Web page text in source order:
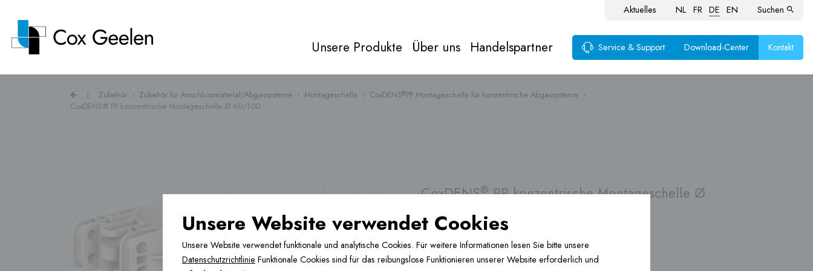
Aktuelles NL FR DE EN Suchen
Unsere Produkte
Fussbodenheizung ›
Über uns Handelspartner Service & Support Download-Center Kontakt
| Zubehör › Zubehör für Anschlussmaterial/Abgassysteme › Montageschelle › CoxDENS®PP Montageschelle für konzentrische Abgassysteme ›
CoxDENS® PP konzentrische Montageschelle Ø 60/100
CoxDENS®PP konzentrische Montageschelle Ø
6 Varianten verfügbar
Unsere Website verwendet Cookies
Unsere Website verwendet funktionale und analytische Cookies. Für weitere Informationen lesen Sie bitte unsere
Datenschutzrichtlinie Funktionale Cookies sind für das reibungslose Funktionieren unserer Website erforderlich und